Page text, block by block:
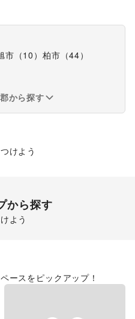
市 （10 ） 柏市 （44）
から探す
けよう
から探す
よう
ースをピックアップ！